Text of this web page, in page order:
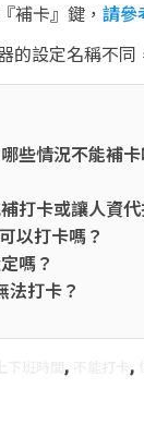
補卡』鍵，請參
的設定名稱不同
些情況不能補卡
打卡或讓人資代
以打卡嗎？
嗎？
法打卡？
, ,